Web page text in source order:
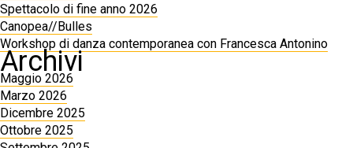
Spettacolo di fine anno 2026
Canopea//Bulles
Workshop di danza contemporanea con Francesca Antonino
Archivi
Maggio 2026
Marzo 2026
Dicembre 2025
Ottobre 2025